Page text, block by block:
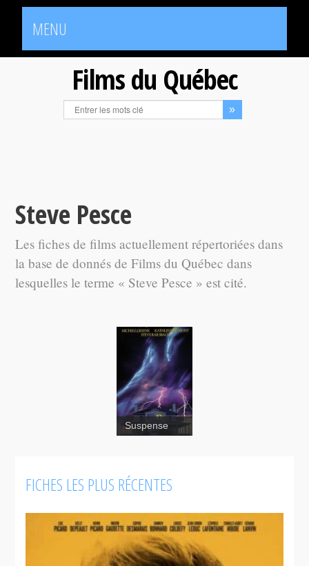
MENU
Films du Québec
Steve Pesce
Les fiches de films actuellement répertoriées dans
la base de donnés de Films du Québec dans
lesquelles le terme « Steve Pesce » est cité.
Suspense
FICHES LES PLUS RÉCENTES